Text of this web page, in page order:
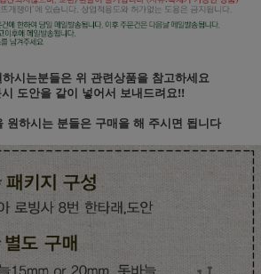
시는분들은 위 관련상품을 참고하세요
도안을 같이 넣어서 보내드려요!!
원하시는 분들은 구매을 해 주시면 됩니다